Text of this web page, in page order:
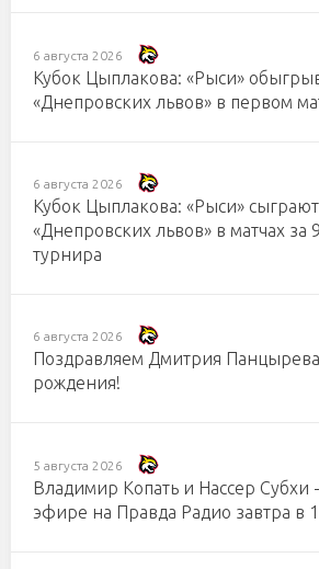
6 августа 2026
Кубок Цыплакова: «Рыси»
«Днепровских львов» в первом
6 августа 2026
Кубок Цыплакова: «Рыси» сыграют
«Днепровских львов» в матчах за
турнира
6 августа 2026
Поздравляем Дмитрия
рождения!
5 августа 2026
Владимир Копать и Нассер Субхи
эфире на Правда Радио завтра в